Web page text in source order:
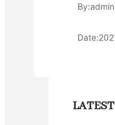
By:
Date: